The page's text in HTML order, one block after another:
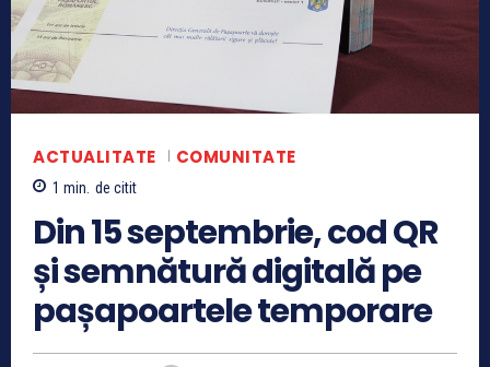
ACTUALITATE COMUNITATE
1 min. de citit
Din 15 septembrie, cod QR
și semnătură digitală pe
pașapoartele temporare